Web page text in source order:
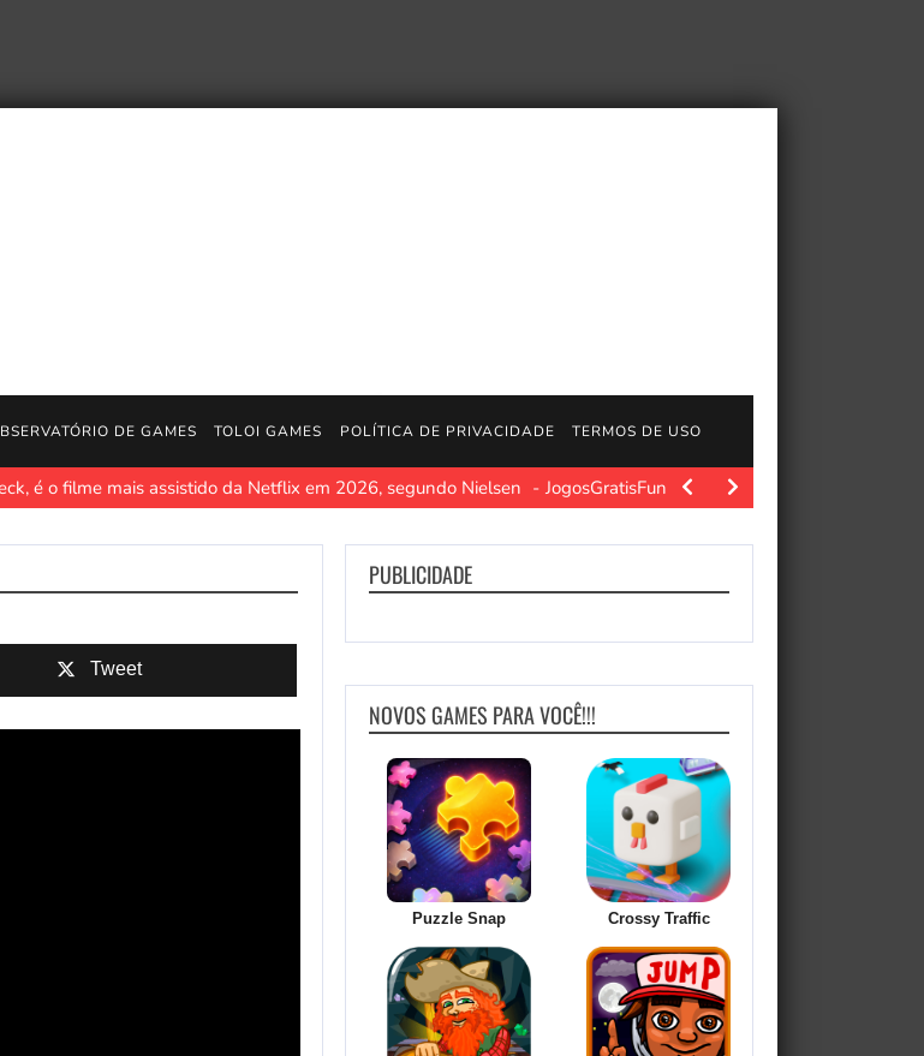
DE GAMES TOLOI GAMES POLÍTICA DE PRIVACIDADE TERMOS DE USO
é o filme mais assistido da Netflix em 2026, segundo Nielsen JogosGratisFun. Matt Damon vive um dos
Tweet
PUBLICIDADE
NOVOS GAMES PARA VOCÊ!!!
Puzzle Snap Crossy Traffic